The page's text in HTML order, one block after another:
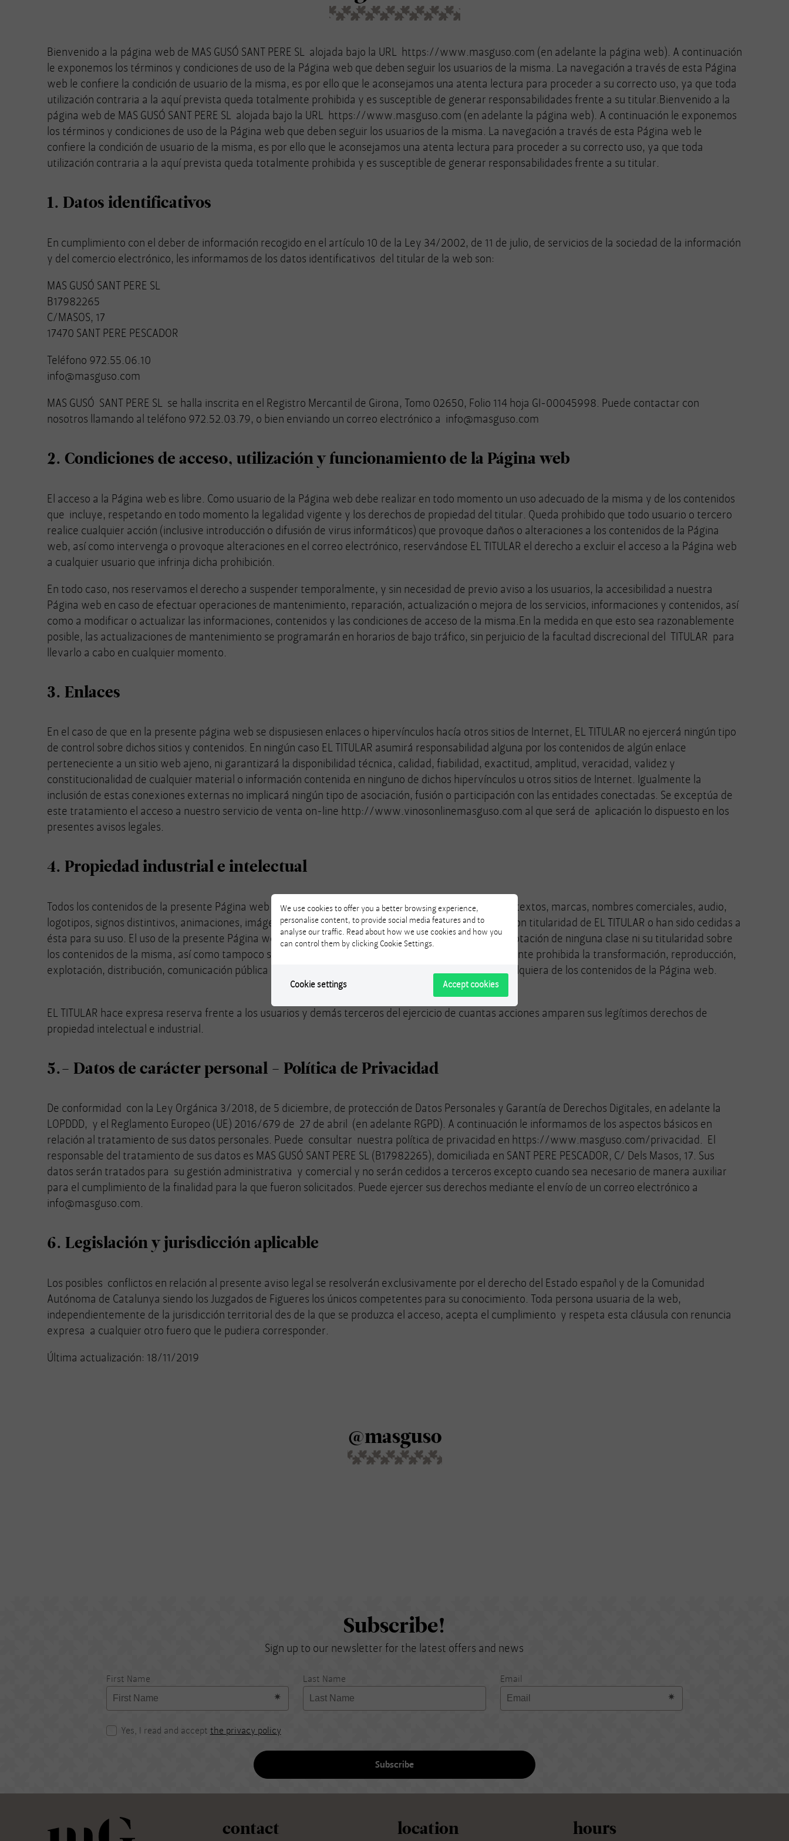
Bienvenido a la página web de MAS GUSÓ SANT PERE SL alojada bajo la URL https://www.masguso.com (en adelante la página web). A continuación
le exponemos los términos y condiciones de uso de la Página web que deben seguir los usuarios de la misma. La navegación a través de esta Página
web le confiere la condición de usuario de la misma, es por ello que le aconsejamos una atenta lectura para proceder a su correcto uso, ya que toda
utilización contraria a la aquí prevista queda totalmente prohibida y es susceptible de generar responsabilidades frente a su titular.Bienvenido a la
página web de MAS GUSÓ SANT PERE SL alojada bajo la URL https://www.masguso.com (en adelante la página web). A continuación le exponemos
los términos y condiciones de uso de la Página web que deben seguir los usuarios de la misma. La navegación a través de esta Página web le
confiere la condición de usuario de la misma, es por ello que le aconsejamos una atenta lectura para proceder a su correcto uso, ya que toda
utilización contraria a la aquí prevista queda totalmente prohibida y es susceptible de generar responsabilidades frente a su titular.
1. Datos identificativos
En cumplimiento con el deber de información recogido en el artículo 10 de la Ley 34/2002, de 11 de julio, de servicios de la sociedad de la información
y del comercio electrónico, les informamos de los datos identificativos del titular de la web son:
MAS GUSÓ SANT PERE SL
B17982265
C/MASOS, 17
17470 SANT PERE PESCADOR
Teléfono 972.55.06.10
info@masguso.com
MAS GUSÓ SANT PERE SL se halla inscrita en el Registro Mercantil de Girona, Tomo 02650, Folio 114 hoja GI-00045998. Puede contactar con
nosotros llamando al teléfono 972.52.03.79, o bien enviando un correo electrónico a info@masguso.com
2. Condiciones de acceso, utilización y funcionamiento de la Página web
El acceso a la Página web es libre. Como usuario de la Página web debe realizar en todo momento un uso adecuado de la misma y de los contenidos
que incluye, respetando en todo momento la legalidad vigente y los derechos de propiedad del titular. Queda prohibido que todo usuario o tercero
realice cualquier acción (inclusive introducción o difusión de virus informáticos) que provoque daños o alteraciones a los contenidos de la Página
web, así como intervenga o provoque alteraciones en el correo electrónico, reservándose EL TITULAR el derecho a excluir el acceso a la Página web
a cualquier usuario que infrinja dicha prohibición.
En todo caso, nos reservamos el derecho a suspender temporalmente, y sin necesidad de previo aviso a los usuarios, la accesibilidad a nuestra
Página web en caso de efectuar operaciones de mantenimiento, reparación, actualización o mejora de los servicios, informaciones y contenidos, así
como a modificar o actualizar las informaciones, contenidos y las condiciones de acceso de la misma.En la medida en que esto sea razonablemente
posible, las actualizaciones de mantenimiento se programarán en horarios de bajo tráfico, sin perjuicio de la facultad discrecional del TITULAR para
llevarlo a cabo en cualquier momento.
3. Enlaces
En el caso de que en la presente página web se dispusiesen enlaces o hipervínculos hacía otros sitios de Internet, EL TITULAR no ejercerá ningún tipo
de control sobre dichos sitios y contenidos. En ningún caso EL TITULAR asumirá responsabilidad alguna por los contenidos de algún enlace
perteneciente a un sitio web ajeno, ni garantizará la disponibilidad técnica, calidad, fiabilidad, exactitud, amplitud, veracidad, validez y
constitucionalidad de cualquier material o información contenida en ninguno de dichos hipervínculos u otros sitios de Internet. Igualmente la
inclusión de estas conexiones externas no implicará ningún tipo de asociación, fusión o participación con las entidades conectadas. Se exceptúa de
este tratamiento el acceso a nuestro servicio de venta on-line http://www.vinosonlinemasguso.com al que será de aplicación lo dispuesto en los
presentes avisos legales.
4. Propiedad industrial e intelectual
Todos los contenidos de la presente Página web (a título enunciativo y no limitativo, bases de datos, textos, marcas, nombres comerciales, audio,
logotipos, signos distintivos, animaciones, imágenes, videos, diseños, estructura de la página, etc.) son titularidad de EL TITULAR o han sido cedidas a
ésta para su uso. El uso de la presente Página web no confiere a los usuarios ningún derecho de explotación de ninguna clase ni su titularidad sobre
los contenidos de la misma, así como tampoco su propiedad intelectual y/o industrial.Queda totalmente prohibida la transformación, reproducción,
explotación, distribución, comunicación pública y/o cesión, ya sea a título oneroso o gratuito, de cualquiera de los contenidos de la Página web.
EL TITULAR hace expresa reserva frente a los usuarios y demás terceros del ejercicio de cuantas acciones amparen sus legítimos derechos de
propiedad intelectual e industrial.
5.- Datos de carácter personal - Política de Privacidad
De conformidad con la Ley Orgánica 3/2018, de 5 diciembre, de protección de Datos Personales y Garantía de Derechos Digitales, en adelante la
LOPDDD, y el Reglamento Europeo (UE) 2016/679 de 27 de abril (en adelante RGPD). A continuación le informamos de los aspectos básicos en
relación al tratamiento de sus datos personales. Puede consultar nuestra política de privacidad en https://www.masguso.com/privacidad. El
responsable del tratamiento de sus datos es MAS GUSÓ SANT PERE SL (B17982265), domiciliada en SANT PERE PESCADOR, C/ Dels Masos, 17. Sus
datos serán tratados para su gestión administrativa y comercial y no serán cedidos a terceros excepto cuando sea necesario de manera auxiliar
para el cumplimiento de la finalidad para la que fueron solicitados. Puede ejercer sus derechos mediante el envío de un correo electrónico a
info@masguso.com.
6. Legislación y jurisdicción aplicable
Los posibles conflictos en relación al presente aviso legal se resolverán exclusivamente por el derecho del Estado español y de la Comunidad
Autónoma de Catalunya siendo los Juzgados de Figueres los únicos competentes para su conocimiento. Toda persona usuaria de la web,
independientemente de la jurisdicción territorial des de la que se produzca el acceso, acepta el cumplimiento y respeta esta cláusula con renuncia
expresa a cualquier otro fuero que le pudiera corresponder.
Última actualización: 18/11/2019
@masguso
Subscribe!
Sign up to our newsletter for the latest offers and news
First Name Last Name Email
Yes, I read and accept the privacy policy
Subscribe
contact location hours
We use cookies to offer you a better browsing experience,
personalise content, to provide social media features and to
analyse our traffic. Read about how we use cookies and how you
can control them by clicking Cookie Settings.
Cookie settings Accept cookies